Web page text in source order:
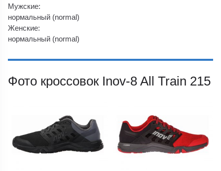
Мужские:
нормальный (normal)
Женские:
нормальный (normal)
Фото кроссовок Inov-8 All Train 215